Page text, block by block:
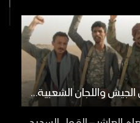
الجوف – رسائل أبطال الجيش واللجان الشعبية من جبهات الجوف بمناسبة اليوم الوطني للصمود 2022م